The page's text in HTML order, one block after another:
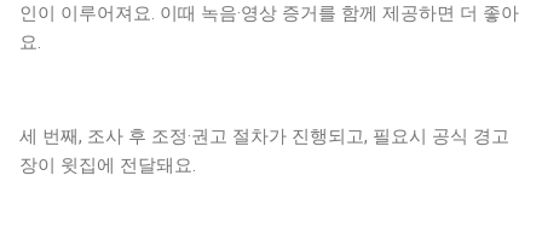
인이 이루어져요. 이때 녹음·영상 증거를 함께 제공하면 더 좋아
요.
세 번째, 조사 후 조정·권고 절차가 진행되고, 필요시 공식 경고
장이 윗집에 전달돼요.